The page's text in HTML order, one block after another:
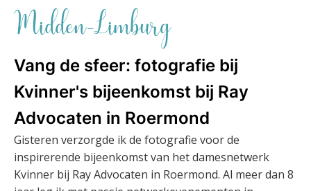
Midden-Limburg
Vang de sfeer: fotografie bij
Kvinner's bijeenkomst bij Ray
Advocaten in Roermond
Gisteren verzorgde ik de fotografie voor de
inspirerende bijeenkomst van het damesnetwerk
Kvinner bij Ray Advocaten in Roermond. Al meer dan 8